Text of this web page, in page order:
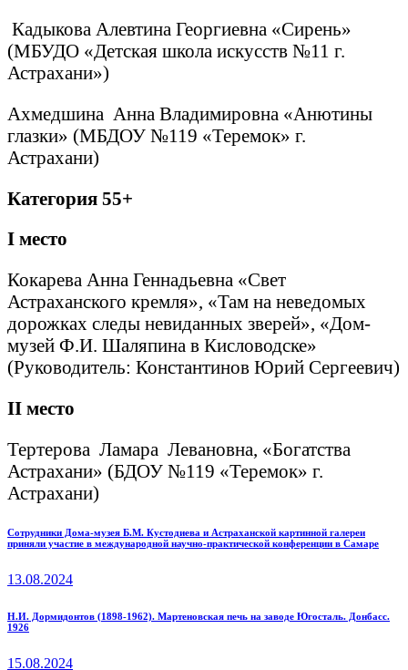
Кадыкова Алевтина Георгиевна «Сирень»
(МБУДО «Детская школа искусств №11 г.
Астрахани»)
Ахмедшина Анна Владимировна «Анютины
глазки» (МБДОУ №119 «Теремок» г.
Астрахани)
Категория 55+
I место
Кокарева Анна Геннадьевна «Свет
Астраханского кремля», «Там на неведомых
дорожках следы невиданных зверей», «Дом-
музей Ф.И. Шаляпина в Кисловодске»
(Руководитель: Константинов Юрий Сергеевич)
II место
Тертерова Ламара Левановна, «Богатства
Астрахани» (БДОУ №119 «Теремок» г.
Астрахани)
Навигация
записям
Previous
post:
Сотрудники Дома-музея Б.М. Кустодиева и Астраханской картинной галереи
приняли участие в международной научно-практической конференции в Самаре
13.08.2024
Next
post:
Н.И. Дормидонтов (1898-1962). Мартеновская печь на заводе Югосталь. Донбасс.
1926
15.08.2024